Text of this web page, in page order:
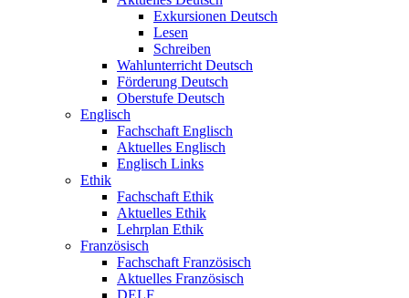
Exkursionen Deutsch
Lesen
Schreiben
Wahlunterricht Deutsch
Förderung Deutsch
Oberstufe Deutsch
Englisch
Fachschaft Englisch
Aktuelles Englisch
Englisch Links
Ethik
Fachschaft Ethik
Aktuelles Ethik
Lehrplan Ethik
Französisch
Fachschaft Französisch
Aktuelles Französisch
DELF